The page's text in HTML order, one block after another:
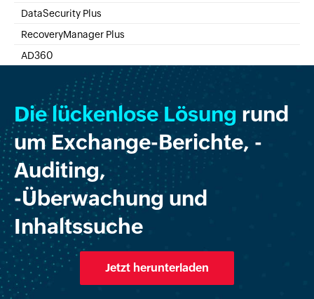
SharePoint Online Management
DataSecurity Plus
File server auditing & data discovery
RecoveryManager Plus
Enterprise backup and recovery tool
AD360
Integrated Identity & Access Management
Die lückenlose Lösung rund
um Exchange-Berichte, -
Auditing,
-Überwachung und
Inhaltssuche
Jetzt herunterladen